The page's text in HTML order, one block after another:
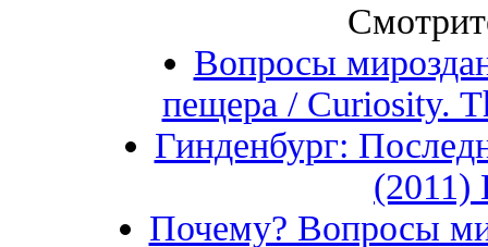
Вопросы
пещера / Curiosity.
Гинденбург:
(2011)
Почему? Вопросы